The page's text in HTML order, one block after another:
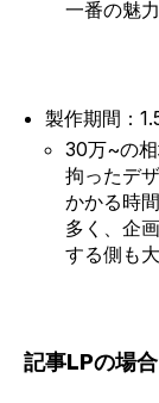
一番の魅力
製作期間：
30万~の
拘ったデ
かかる時
多く、企
する側も
記事LPの場合